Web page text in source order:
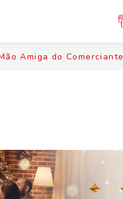
Amiga do Comerciante